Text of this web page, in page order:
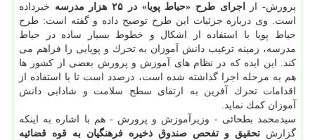
پرورش- از
اجرای طرح «حیاط پویا» در ۲۵ هزار مدرسه
خبرداده
است. وی درباره جزئیات این طرح توضیح داده و گفته است: طرح
حیاط پویا با استفاده از اشكال و خطوط بسیار ساده در حیاط
مدرسه، زمینه ترغیب دانش آموزان به تحرك و پویایی را فراهم می
كند. این ایده كه در نظام های آموزش و پرورش بعضی از كشور ها
هم به مرحله اجرا گذاشته شده است، درصدد است تا با استفاده از
اقدامات تحرك آفرین به ارتقای سطح سلامت و شادابی دانش
آموزان كمك نماید.
سیدمحمد بطحائی - وزیرآموزش و پرورش - هم با اشاره به اینكه
گزارش تحقیق و تفحص صندوق ذخیره فرهنگیان به قوه قضائیه